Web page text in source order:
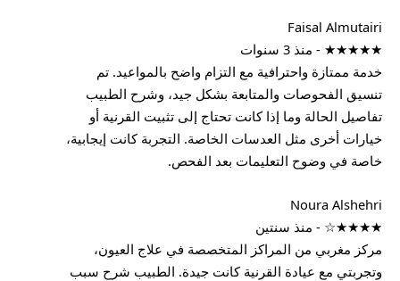
Faisal Almutairi
★★★★★ - منذ 3 سنوات
خدمة ممتازة واحترافية مع التزام واضح بالمواعيد. تم
تنسيق الفحوصات والمتابعة بشكل جيد، وشرح الطبيب
تفاصيل الحالة وما إذا كانت تحتاج إلى تثبيت القرنية أو
خيارات أخرى مثل العدسات الخاصة. التجربة كانت إيجابية،
خاصة في وضوح التعليمات بعد الفحص.
Noura Alshehri
★★★★☆ - منذ سنتين
مركز مغربي من المراكز المتخصصة في علاج العيون،
وتجربتي مع عيادة القرنية كانت جيدة. الطبيب شرح سبب